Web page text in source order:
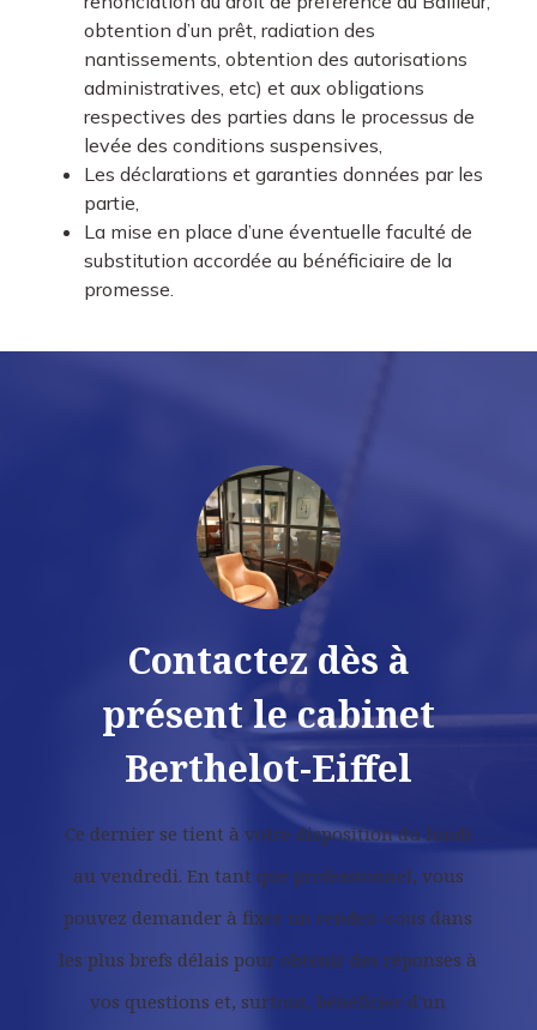
obtention d’un prêt, radiation des
nantissements, obtention des autorisations
administratives, etc) et aux obligations
respectives des parties dans le processus de
levée des conditions suspensives,
Les déclarations et garanties données par les
partie,
La mise en place d’une éventuelle faculté de
substitution accordée au bénéficiaire de la
promesse.
Contactez dès à
présent le cabinet
Berthelot-Eiffel
Ce dernier se tient à votre disposition du lundi
au vendredi. En tant que professionnel, vous
pouvez demander à fixer un rendez-vous dans
les plus brefs délais pour obtenir des réponses à
vos questions et, surtout, bénéficier d'un